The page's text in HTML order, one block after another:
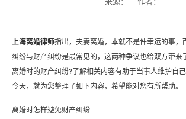
上海离婚律师指出，夫妻离婚，本就不是件幸运的事，
纠纷与财产纠纷是最常见的，这两种争议也给双方带来
离婚时的财产纠纷?了解相关内容有助于当事人维护自己
今天，就为您整理了如下内容，希望能对您有所帮助。
离婚时怎样避免财产纠纷